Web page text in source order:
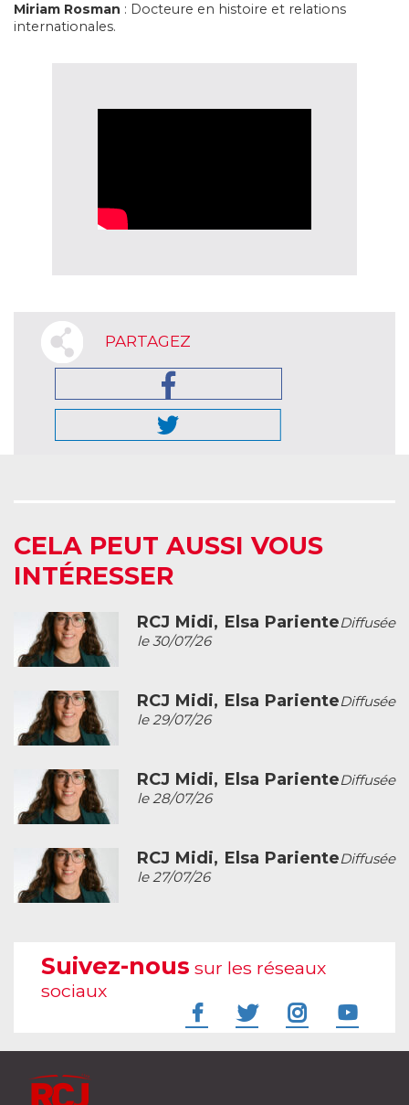
Miriam Rosman : Docteure en histoire et relations
internationales.
PARTAGEZ
CELA PEUT AUSSI VOUS
INTÉRESSER
RCJ Midi, Elsa ParienteDiffusée
le 30/07/26
RCJ Midi, Elsa ParienteDiffusée
le 29/07/26
RCJ Midi, Elsa ParienteDiffusée
le 28/07/26
RCJ Midi, Elsa ParienteDiffusée
le 27/07/26
Suivez-nous sur les réseaux
sociaux